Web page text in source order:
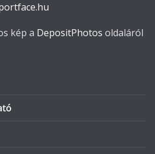
kép a DepositPhotos oldaláról